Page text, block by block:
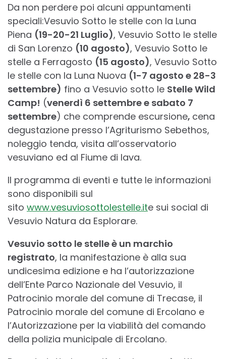
Da non perdere poi alcuni appuntamenti
speciali:Vesuvio Sotto le stelle con la Luna
Piena (19-20-21 Luglio), Vesuvio Sotto le stelle
di San Lorenzo (10 agosto), Vesuvio Sotto le
stelle a Ferragosto (15 agosto), Vesuvio Sotto
le stelle con la Luna Nuova (1-7 agosto e 28-3
settembre) fino a Vesuvio sotto le Stelle Wild
Camp! (venerdì 6 settembre e sabato 7
settembre) che comprende escursione, cena
degustazione presso l’Agriturismo Sebethos,
noleggio tenda, visita all’osservatorio
vesuviano ed al Fiume di lava.
Il programma di eventi e tutte le informazioni
sono disponibili sul
sito www.vesuviosottolestelle.ite sui social di
Vesuvio Natura da Esplorare.
Vesuvio sotto le stelle è un marchio
registrato, la manifestazione è alla sua
undicesima edizione e ha l’autorizzazione
dell’Ente Parco Nazionale del Vesuvio, il
Patrocinio morale del comune di Trecase, il
Patrocinio morale del comune di Ercolano e
l’Autorizzazione per la viabilità del comando
della polizia municipale di Ercolano.